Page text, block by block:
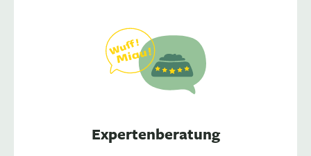
Expertenberatung